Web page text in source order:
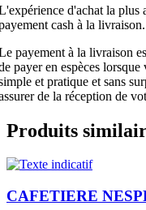
d'achat la plus
cash à la livraison.
payement à la livraison
payer en espèces
et pratique et sans
de la réception de
Produits
CAFETIERE